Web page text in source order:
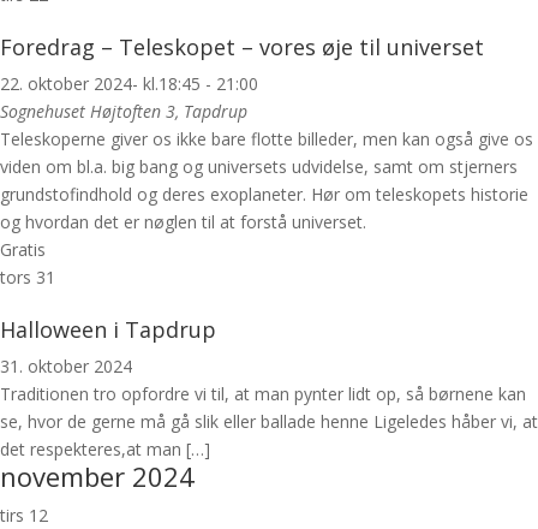
Foredrag – Teleskopet – vores øje til universet
22. oktober 2024- kl.18:45 - 21:00
Sognehuset Højtoften 3, Tapdrup
Teleskoperne giver os ikke bare flotte billeder, men kan også give os
viden om bl.a. big bang og universets udvidelse, samt om stjerners
grundstofindhold og deres exoplaneter. Hør om teleskopets historie
og hvordan det er nøglen til at forstå universet.
Gratis
tors 31
Halloween i Tapdrup
31. oktober 2024
Traditionen tro opfordre vi til, at man pynter lidt op, så børnene kan
se, hvor de gerne må gå slik eller ballade henne Ligeledes håber vi, at
det respekteres,at man […]
november 2024
tirs 12